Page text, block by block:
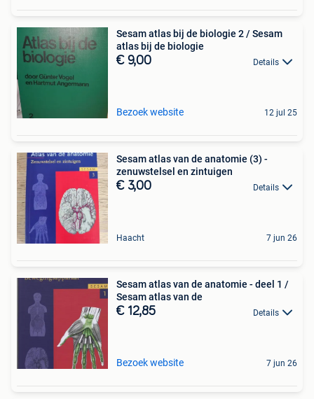
Sesam atlas bij de biologie 2 / Sesam
atlas bij de biologie
€ 9,00 Details
Bezoek website 12 jul 25
Sesam atlas van de anatomie (3) -
zenuwstelsel en zintuigen
€ 3,00 Details
Haacht 7 jun 26
Sesam atlas van de anatomie - deel 1 /
Sesam atlas van de
€ 12,85 Details
Bezoek website 7 jun 26